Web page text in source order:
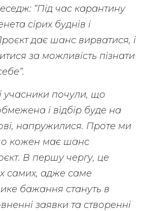
“Під час карантину
сірих буднів і
дає шанс вирватися, і
за можливість пізнати
учасники почули, що
і відбір буде на
напружилися. Проте ми
кожен має шанс
В першу чергу, це
самих, адже саме
бажання стануть в
заявки та створенні